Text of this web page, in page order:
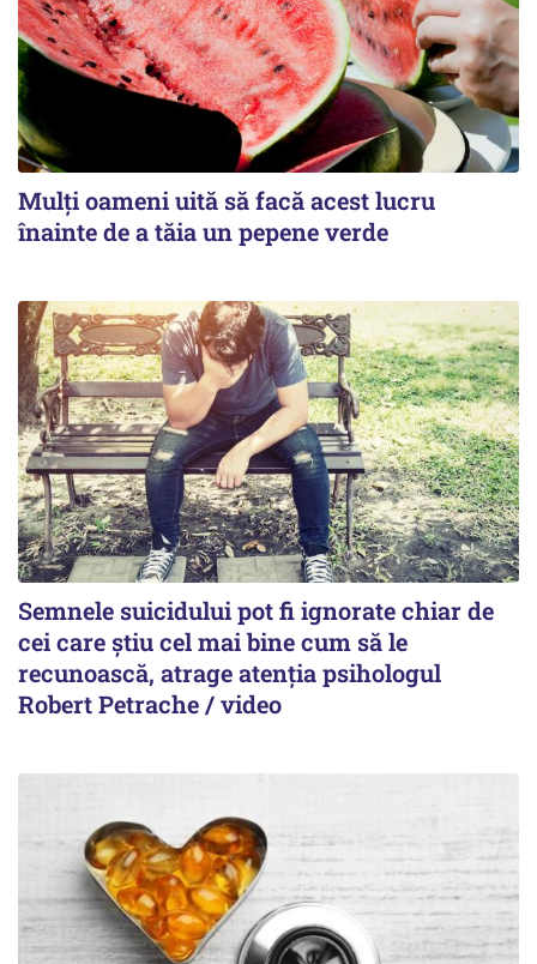
Mulți oameni uită să facă acest lucru
înainte de a tăia un pepene verde
Semnele suicidului pot fi ignorate chiar de
cei care știu cel mai bine cum să le
recunoască, atrage atenția psihologul
Robert Petrache / video